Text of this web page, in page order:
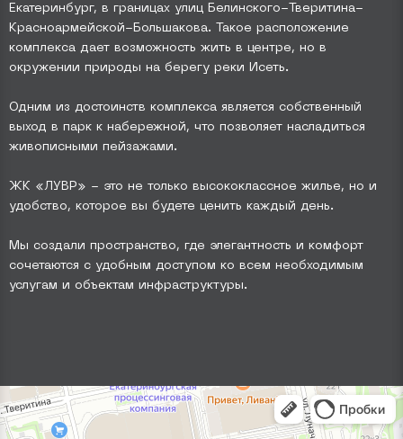
Екатеринбург, в границах улиц Белинского-Тверитина-
Красноармейской-Большакова. Такое расположение
комплекса дает возможность жить в центре, но в
окружении природы на берегу реки Исеть.
Одним из достоинств комплекса является собственный
выход в парк к набережной, что позволяет насладиться
живописными пейзажами.
ЖК «ЛУВР» - это не только высококлассное жилье, но и
удобство, которое вы будете ценить каждый день.
Мы создали пространство, где элегантность и комфорт
сочетаются с удобным доступом ко всем необходимым
услугам и объектам инфраструктуры.